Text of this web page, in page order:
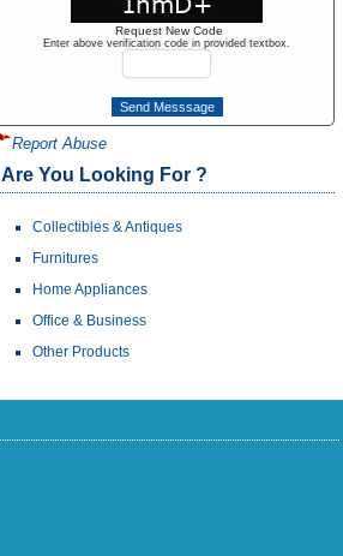
Request New Code
Enter above verification code in provided textbox.
Report Abuse
Are You Looking For ?
Collectibles & Antiques
Furnitures
Home Appliances
Office & Business
Other Products